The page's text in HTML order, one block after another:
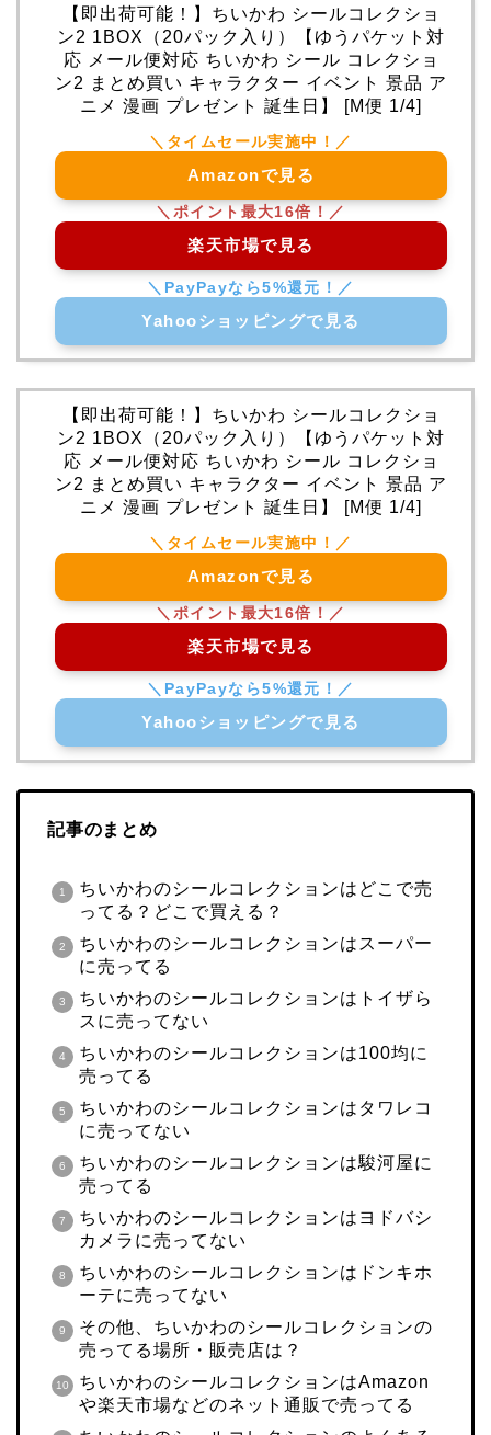
【即出荷可能！】ちいかわ シールコレクショ
ン2 1BOX（20パック入り）【ゆうパケット対
応 メール便対応 ちいかわ シール コレクショ
ン2 まとめ買い キャラクター イベント 景品 ア
ニメ 漫画 プレゼント 誕生日】 [M便 1/4]
Amazonで見る
楽天市場で見る
Yahooショッピングで見る
【即出荷可能！】ちいかわ シールコレクショ
ン2 1BOX（20パック入り）【ゆうパケット対
応 メール便対応 ちいかわ シール コレクショ
ン2 まとめ買い キャラクター イベント 景品 ア
ニメ 漫画 プレゼント 誕生日】 [M便 1/4]
Amazonで見る
楽天市場で見る
Yahooショッピングで見る
記事のまとめ
ちいかわのシールコレクションはどこで売
ってる？どこで買える？
ちいかわのシールコレクションはスーパー
に売ってる
ちいかわのシールコレクションはトイザら
スに売ってない
ちいかわのシールコレクションは100均に
売ってる
ちいかわのシールコレクションはタワレコ
に売ってない
ちいかわのシールコレクションは駿河屋に
売ってる
ちいかわのシールコレクションはヨドバシ
カメラに売ってない
ちいかわのシールコレクションはドンキホ
ーテに売ってない
その他、ちいかわのシールコレクションの
売ってる場所・販売店は？
ちいかわのシールコレクションはAmazon
や楽天市場などのネット通販で売ってる